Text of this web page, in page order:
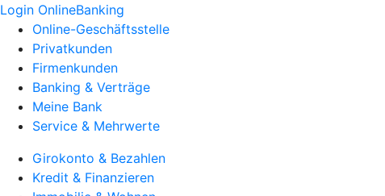
Login OnlineBanking
Online-Geschäftsstelle
Privatkunden
Firmenkunden
Banking & Verträge
Meine Bank
Service & Mehrwerte
Girokonto & Bezahlen
Kredit & Finanzieren